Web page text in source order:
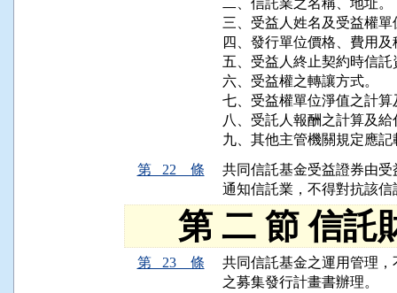
二、信託業之名稱、地址。
三、受益人姓名及受益權單
四、發行單位價格、費用及
五、受益人終止契約時信
六、受益權之轉讓方式。
七、受益權單位淨值之計
八、受託人報酬之計算及
九、其他主管機關規定應記
第 22 條
共同信託基金受益證券由
通知信託業，不得對抗該信
第 二 節 信託
第 23 條
共同信託基金之運用管理
之募集發行計畫書辦理。